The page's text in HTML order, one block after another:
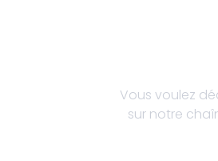
Vous voulez
sur notre